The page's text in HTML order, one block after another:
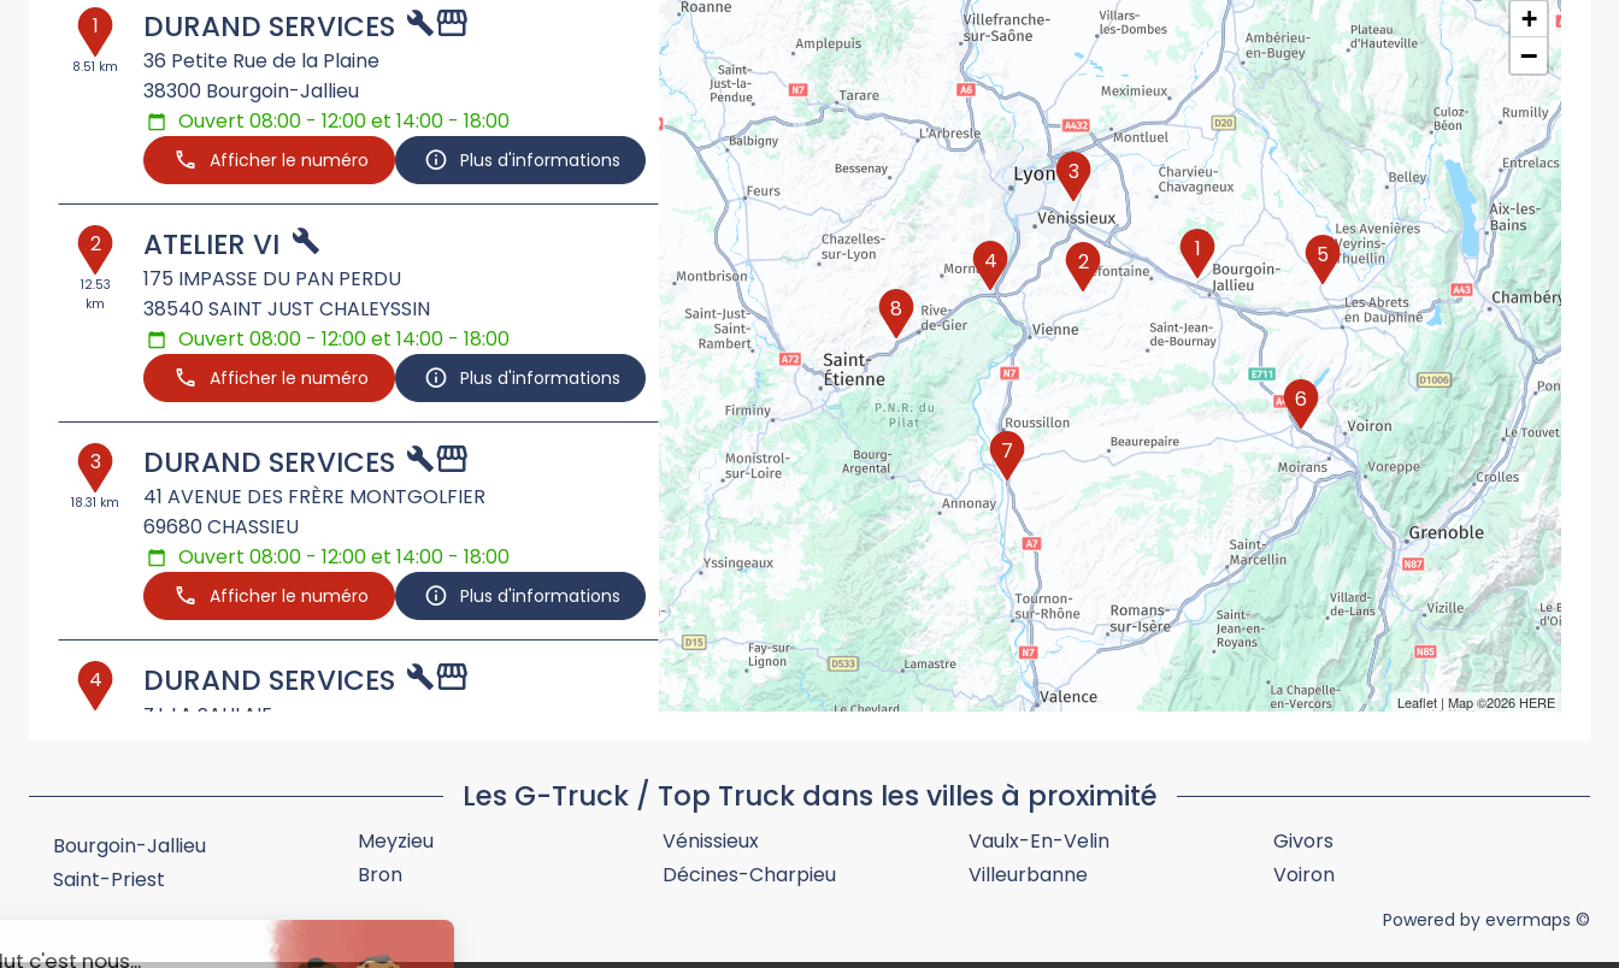
1
8.51 km
DURAND SERVICES
36 Petite Rue de la Plaine
38300 Bourgoin-Jallieu
Ouvert 08:00 - 12:00 et 14:00 - 18:00
Afficher le numéro Plus d'informations
2
12.53
km
ATELIER VI
175 IMPASSE DU PAN PERDU
38540SAINT JUST CHALEYSSIN
Ouvert 08:00 - 12:00 et 14:00 - 18:00
Afficher le numéro Plus d'informations
3
18.31 km
DURAND SERVICES
41 AVENUE DES FRÈRE MONTGOLFIER
69680CHASSIEU
Ouvert 08:00 - 12:00 et 14:00 - 18:00
Afficher le numéro Plus d'informations
4 DURAND SERVICES
Z.I. LA SAULAIE
Plus d'informations
km
GARAGE SAINTHON
22 ZA LA RIVOIRE
8
7
6
5
1
4
3
2
+
−
Leaflet| Map ©2026 HERE
Les G-Truck / Top Truck dans les villes à proximité
Bourgoin-Jallieu
Saint-Priest
Meyzieu
Bron
Vénissieux
Décines-Charpieu
Vaulx-En-Velin
Villeurbanne
Givors
Voiron
Powered by evermaps ©